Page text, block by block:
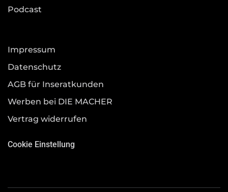
Podcast
Impressum
Datenschutz
AGB für Inseratkunden
Werben bei DIE MACHER
Vertrag widerrufen
Cookie Einstellung